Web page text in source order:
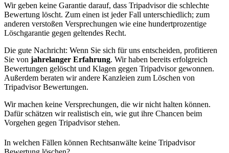
Wir geben keine Garantie darauf, dass Tripadvisor die schlechte
Bewertung löscht. Zum einen ist jeder Fall unterschiedlich; zum
anderen verstoßen Versprechungen wie eine hundertprozentige
Löschgarantie gegen geltendes Recht.
Die gute Nachricht: Wenn Sie sich für uns entscheiden, profitieren
Sie von jahrelanger Erfahrung. Wir haben bereits erfolgreich
Bewertungen gelöscht und Klagen gegen Tripadvisor gewonnen.
Außerdem beraten wir andere Kanzleien zum Löschen von
Tripadvisor Bewertungen.
Wir machen keine Versprechungen, die wir nicht halten können.
Dafür schätzen wir realistisch ein, wie gut ihre Chancen beim
Vorgehen gegen Tripadvisor stehen.
In welchen Fällen können Rechtsanwälte keine Tripadvisor